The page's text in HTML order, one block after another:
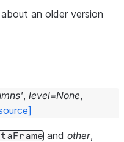
an older version
, level=None,
and other,